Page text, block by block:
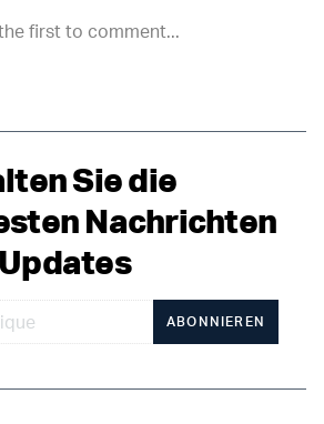
Sie die
Nachrichten
ABONNIEREN